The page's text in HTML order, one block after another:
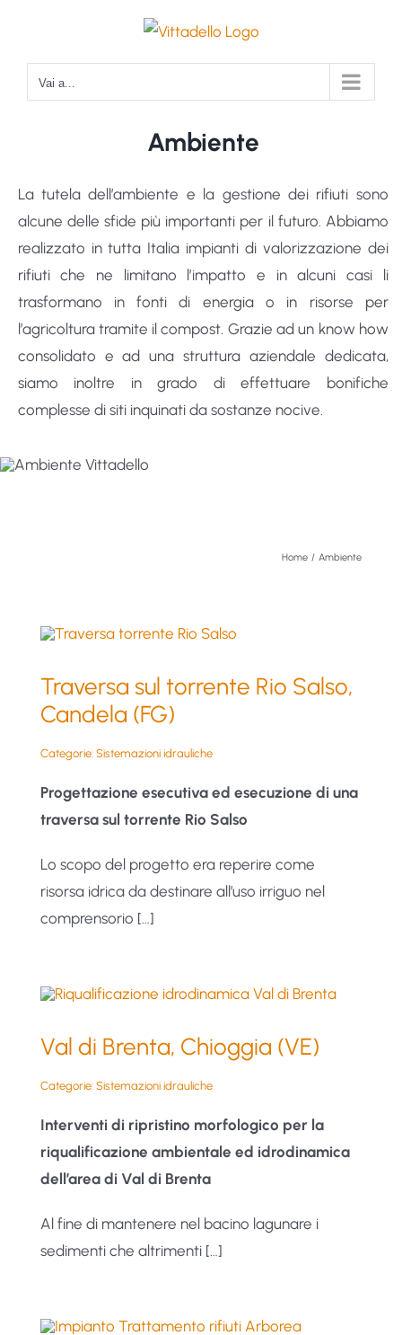
contenuto
Vai a...
Ambiente
La tutela dell’ambiente e la gestione dei rifiuti sono
alcune delle sfide più importanti per il futuro. Abbiamo
realizzato in tutta Italia impianti di valorizzazione dei
rifiuti che ne limitano l’impatto e in alcuni casi li
trasformano in fonti di energia o in risorse per
l’agricoltura tramite il compost. Grazie ad un know how
consolidato e ad una struttura aziendale dedicata,
siamo inoltre in grado di effettuare bonifiche
complesse di siti inquinati da sostanze nocive.
Home Ambiente
Traversa sul torrente Rio Salso,
Candela (FG)
Categorie: Sistemazioni idrauliche
Progettazione esecutiva ed esecuzione di una
traversa sul torrente Rio Salso
Lo scopo del progetto era reperire come
risorsa idrica da destinare all’uso irriguo nel
comprensorio […]
Val di Brenta, Chioggia (VE)
Categorie: Sistemazioni idrauliche
Interventi di ripristino morfologico per la
riqualificazione ambientale ed idrodinamica
dell’area di Val di Brenta
Al fine di mantenere nel bacino lagunare i
sedimenti che altrimenti […]